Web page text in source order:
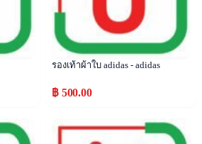
รองเท้าผ้าใบ adidas - adidas
฿ 500.00
Popular